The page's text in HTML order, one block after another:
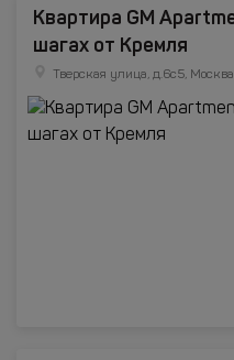
Квартира GM
шагах от Кремля
Тверская улица, д.6с5, Москва